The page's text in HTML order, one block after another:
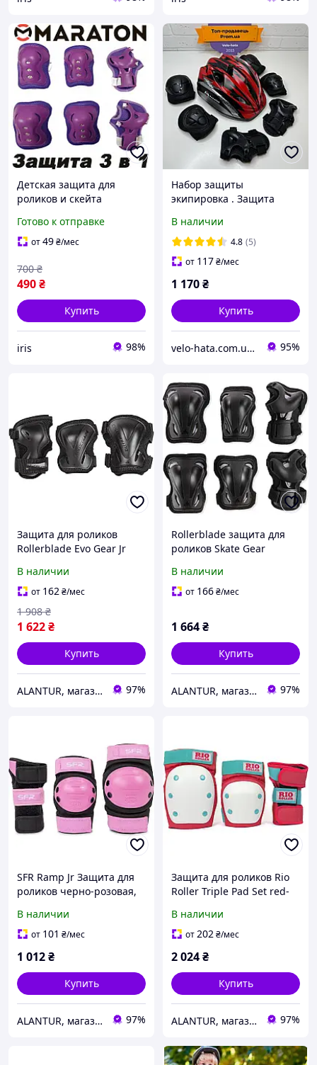
Детская защита для
роликов и скейта
Maraton Защита для
роликов для мальчиков
детские
Готово к отправке
от49₴/мес
490₴
700 ₴
Купить
iris 98%
Набор защиты
экипировка . Защита
Шлем наколенники
налокотники перчатки )
В наличии
4.8 (5)
от 117₴/мес
1 170₴
Купить
velo-hata.com.ua Магазин товарів для активного спорту та відпочинку 95%
Защита для роликов
Rollerblade Evo Gear Jr
детей
В наличии
от 162₴/мес
1 622₴
1 908 ₴
Купить
ALANTUR, магазин туристичного спорядження та велосипедів 97%
Rollerblade защита для
роликов Skate Gear
наколенники и
налокотники
В наличии
от 166₴/мес
1 664₴
Купить
ALANTUR, магазин туристичного спорядження та велосипедів 97%
SFR Ramp Jr Защита для
роликов черно-розовая,
детей
В наличии
от 101 ₴/мес
1 012₴
Купить
ALANTUR, магазин туристичного спорядження та велосипедів 97%
Защита для роликов Rio
Roller Triple Pad Set red-
безопасность.
В наличии
от202₴/мес
2 024₴
Купить
ALANTUR, магазин туристичного спорядження та велосипедів 97%